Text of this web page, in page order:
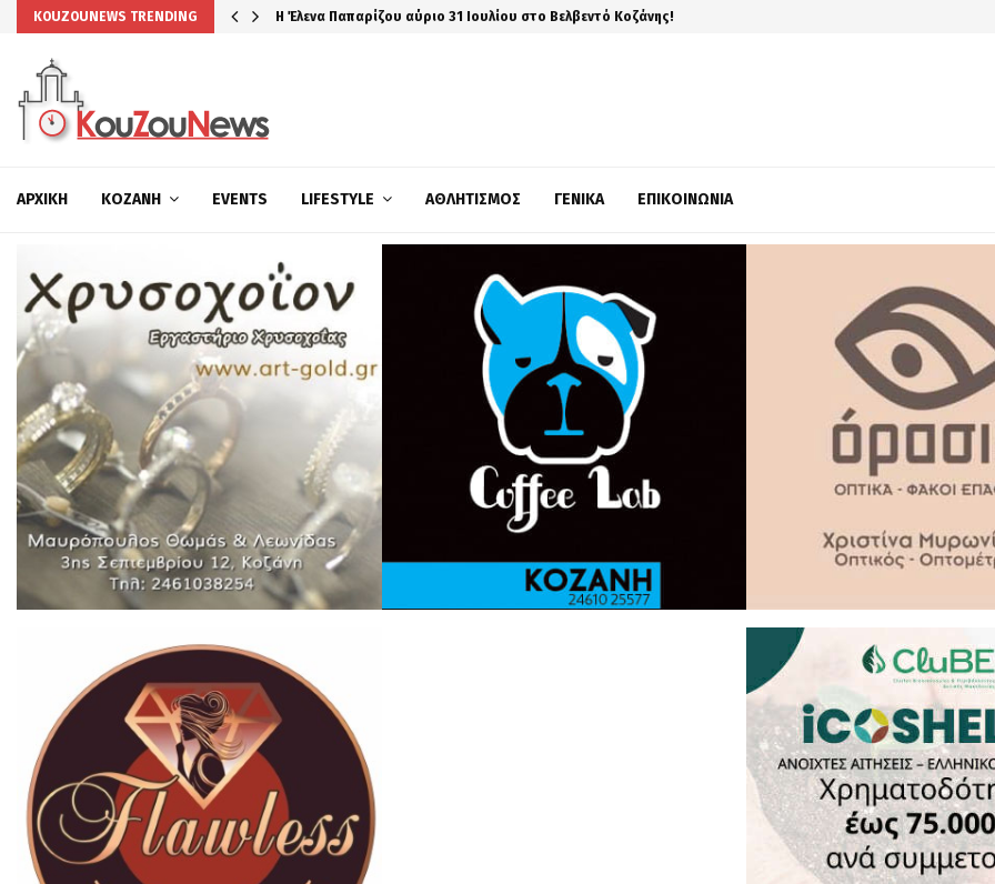
KOUZOUNEWS TRENDING Η Έλενα Παπαρίζου αύριο 31 Ιουλίου στο Βελβεντό Κοζάνης!
ΑΡΧΙΚΉ ΚΟΖΆΝΗ EVENTS LIFESTYLE ΑΘΛΗΤΙΣΜΌΣ ΓΕΝΙΚΆ ΕΠΙΚΟΙΝΩΝΊΑ